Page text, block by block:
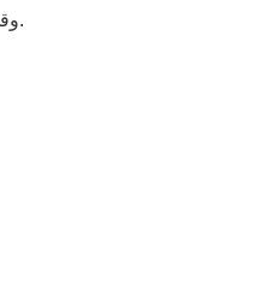
وقد سمح التقدم في هذا المنتج للأطباء بتشخيص مرضاهم وعلاجهم بشكل أفضل، مما أدى إلى إنقاذ أرواح لا تعد ولا تحصى.